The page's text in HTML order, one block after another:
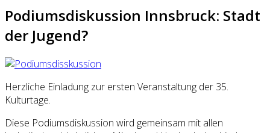
Podiumsdiskussion Innsbruck: Stadt
der Jugend?
Herzliche Einladung zur ersten Veranstaltung der 35.
Kulturtage.
Diese Podiumsdiskussion wird gemeinsam mit allen